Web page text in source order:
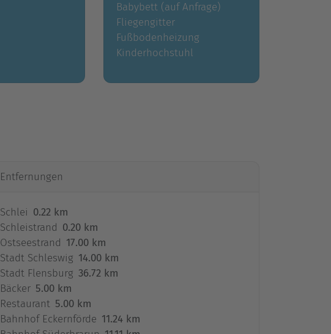
Babybett (auf Anfrage)
Fliegengitter
Fußbodenheizung
Kinderhochstuhl
Entfernungen
Schlei 0.22 km
Schleistrand 0.20 km
Ostseestrand 17.00 km
Stadt Schleswig 14.00 km
Stadt Flensburg 36.72 km
Bäcker 5.00 km
Restaurant 5.00 km
Bahnhof Eckernförde 11.24 km